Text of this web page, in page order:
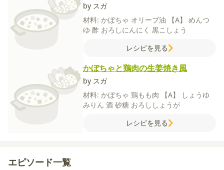
by スガ
材料: かぼちゃ オリーブ油 【A】 めんつ
ゆ 酢 おろしにんにく 黒こしょう
レシピを見る
かぼちゃと鶏肉の生姜焼き風
by スガ
材料: かぼちゃ 鶏もも肉 【A】
しょうゆ
みりん 酒 砂糖 おろししょうが
レシピを見る
エピソード一覧